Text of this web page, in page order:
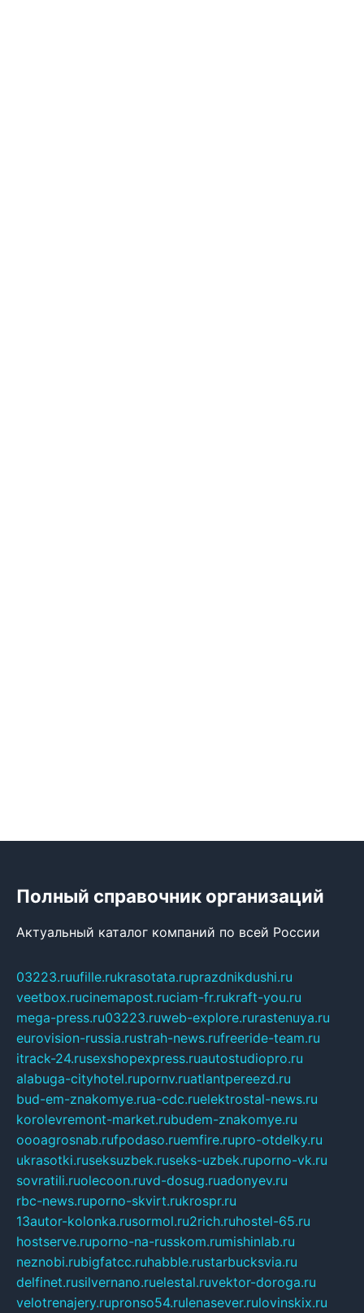
Полный справочник организаций
Актуальный каталог компаний по всей России
03223.ruufille.rukrasotata.ruprazdnikdushi.ru
veetbox.rucinemapost.ruciam-fr.rukraft-you.ru
mega-press.ru03223.ruweb-explore.rurastenuya.ru
eurovision-russia.rustrah-news.rufreeride-team.ru
itrack-24.rusexshopexpress.ruautostudiopro.ru
alabuga-cityhotel.rupornv.ruatlantpereezd.ru
bud-em-znakomye.rua-cdc.ruelektrostal-news.ru
korolevremont-market.rubudem-znakomye.ru
oooagrosnab.rufpodaso.ruemfire.rupro-otdelky.ru
ukrasotki.ruseksuzbek.ruseks-uzbek.ruporno-vk.ru
sovratili.ruolecoon.ruvd-dosug.ruadonyev.ru
rbc-news.ruporno-skvirt.rukrospr.ru
13autor-kolonka.rusormol.ru2rich.ruhostel-65.ru
hostserve.ruporno-na-russkom.rumishinlab.ru
neznobi.rubigfatcc.ruhabble.rustarbucksvia.ru
delfinet.rusilvernano.ruelestal.ruvektor-doroga.ru
velotrenajery.rupronso54.rulenasever.rulovinskix.ru